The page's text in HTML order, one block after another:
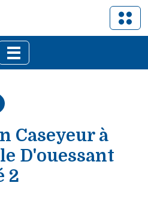
Caseyeur à
D'ouessant
2